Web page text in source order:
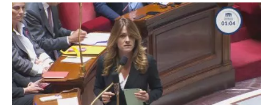
IMAGE